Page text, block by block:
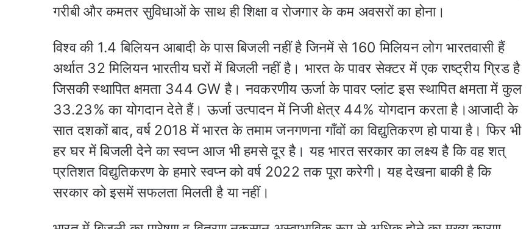
गरीबी और कमतर सुविधाओं के साथ ही शिक्षा व रोजगार के कम अवसरों का होना।
विश्व की 1.4 बिलियन आबादी के पास बिजली नहीं है जिनमें से 160 मिलियन लोग भारतवासी हैं
अर्थात 32 मिलियन भारतीय घरों में बिजली नहीं है। भारत के पावर सेक्टर में एक राष्ट्रीय ग्रिड है
जिसकी स्थापित क्षमता 344 GW है। नवकरणीय ऊर्जा के पावर प्लांट इस स्थापित क्षमता में कुल
33.23% का योगदान देते हैं। ऊर्जा उत्पादन में निजी क्षेत्र 44% योगदान करता है।आजादी के
सात दशकों बाद, वर्ष 2018 में भारत के तमाम जनगणना गाँवों का विद्युतिकरण हो पाया है। फिर भी
हर घर में बिजली देने का स्वप्न आज भी हमसे दूर है। यह भारत सरकार का लक्ष्य है कि वह शत्
प्रतिशत विद्युतिकरण के हमारे स्वप्न को वर्ष 2022 तक पूरा करेगी। यह देखना बाकी है कि
सरकार को इसमें सफलता मिलती है या नहीं।